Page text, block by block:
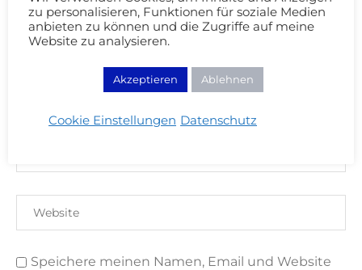
Speichere meinen Namen, Email und Website
zu personalisieren, Funktionen für soziale Medien
anbieten zu können und die Zugriffe auf meine
Website zu analysieren.
Akzeptieren Ablehnen
Cookie Einstellungen Datenschutz